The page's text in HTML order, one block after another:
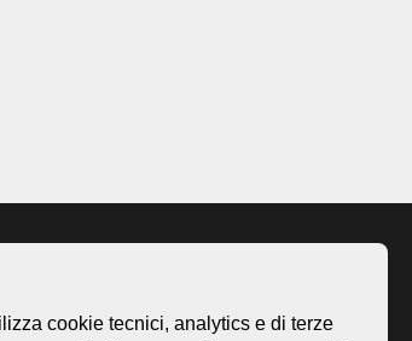
Homepage
cookie tecnici, analytics e di terze